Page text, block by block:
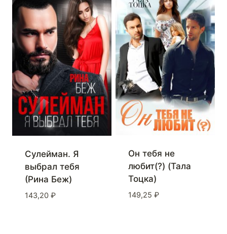
Сулейман. Я
выбрал тебя
(Рина Беж)
143,20 ₽
Он тебя не
любит(?) (Тала
Тоцка)
149,25 ₽